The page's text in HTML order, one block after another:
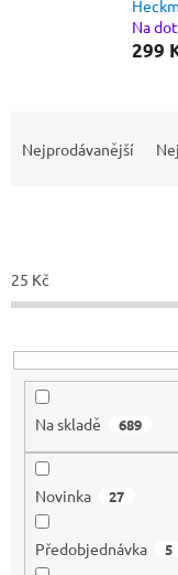
Na
299
r
o
u
Nejprodávanější
25 Kč
Na skladě 689
Novinka 27
Předobjednávka 5